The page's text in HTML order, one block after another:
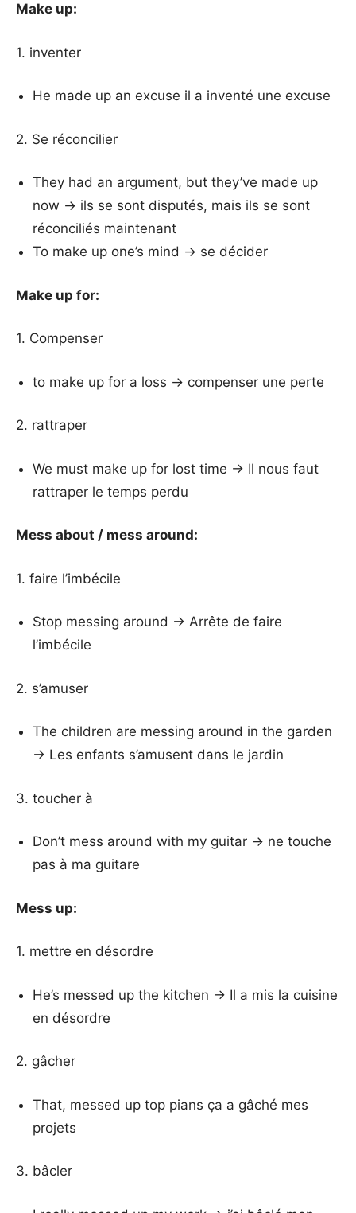
Make up:
1. inventer
He made up an excuse il a inventé une excuse
2. Se réconcilier
They had an argument, but they’ve made up
now → ils se sont disputés, mais ils se sont
réconciliés maintenant
To make up one’s mind → se décider
Make up for:
1. Compenser
to make up for a loss → compenser une perte
2. rattraper
We must make up for lost time → Il nous faut
rattraper le temps perdu
Mess about / mess around:
1. faire l’imbécile
Stop messing around → Arrête de faire
l’imbécile
2. s’amuser
The children are messing around in the garden
→ Les enfants s’amusent dans le jardin
3. toucher à
Don’t mess around with my guitar → ne touche
pas à ma guitare
Mess up:
1. mettre en désordre
He’s messed up the kitchen → Il a mis la cuisine
en désordre
2. gâcher
That, messed up top pians ça a gâché mes
projets
3. bâcler